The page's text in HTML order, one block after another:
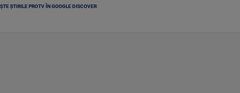
ȘTIRILE PROTV ÎN GOOGLE DISCOVER